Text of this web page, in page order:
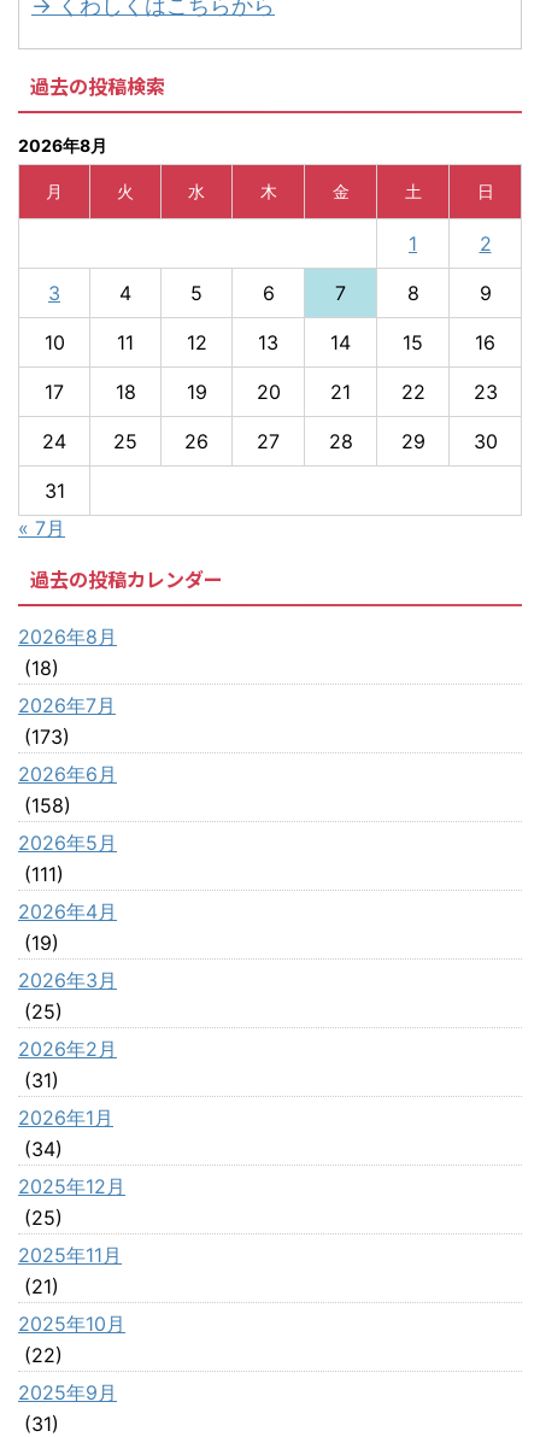
→ くわしくはこちらから
過去の投稿検索
2026年8月
月 火 水 木 金 土 日
1 2
3 4 5 6 7 8 9
10 11 12 13 14 15 16
17 18 19 20 21 22 23
24 25 26 27 28 29 30
31
« 7月
過去の投稿カレンダー
2026年8月
(18)
2026年7月
(173)
2026年6月
(158)
2026年5月
(111)
2026年4月
(19)
2026年3月
(25)
2026年2月
(31)
2026年1月
(34)
2025年12月
(25)
2025年11月
(21)
2025年10月
(22)
2025年9月
(31)